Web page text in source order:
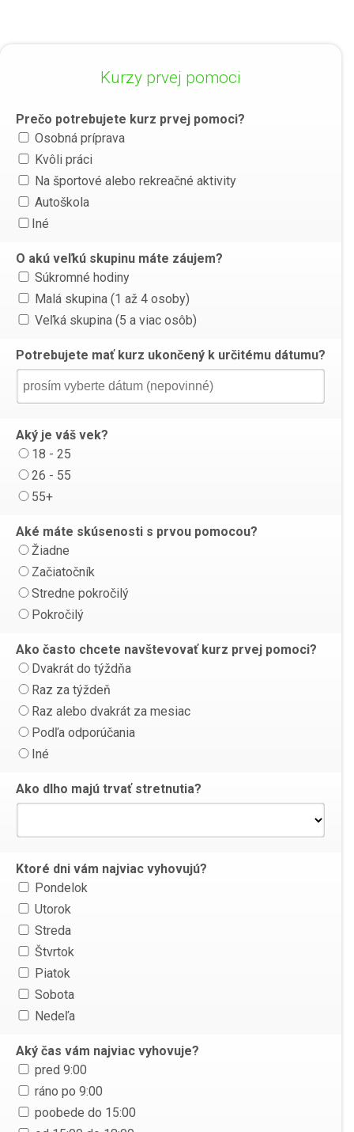
Kurzy prvej pomoci
Prečo potrebujete kurz prvej pomoci?
Osobná príprava
Kvôli práci
Na športové alebo rekreačné aktivity
Autoškola
Iné
O akú veľkú skupinu máte záujem?
Súkromné hodiny
Malá skupina (1 až 4 osoby)
Veľká skupina (5 a viac osôb)
Potrebujete mať kurz ukončený k určitému dátumu?
Aký je váš vek?
18 - 25
26 - 55
55+
Aké máte skúsenosti s prvou pomocou?
Žiadne
Začiatočník
Stredne pokročilý
Pokročilý
Ako často chcete navštevovať kurz prvej pomoci?
Dvakrát do týždňa
Raz za týždeň
Raz alebo dvakrát za mesiac
Podľa odporúčania
Iné
Ako dlho majú trvať stretnutia?
Ktoré dni vám najviac vyhovujú?
Pondelok
Utorok
Streda
Štvrtok
Piatok
Sobota
Nedeľa
Aký čas vám najviac vyhovuje?
pred 9:00
ráno po 9:00
poobede do 15:00